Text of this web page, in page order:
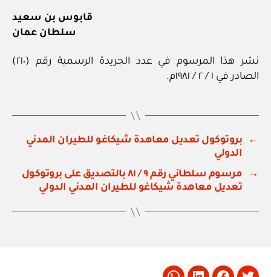
قابوس بن سعيد
سلطان عمان
نشر هذا المرسوم في عدد الجريدة الرسمية رقم (٢١٠)
الصادر في ١ / ٢ / ١٩٨١م.
←
بروتوكول تعديل معاهدة شيكاغو للطيران المدني
الدولي
→
مرسوم سلطاني رقم ٩ / ٨١ بالتصديق على بروتوكول
تعديل معاهدة شيكاغو للطيران المدني الدولي